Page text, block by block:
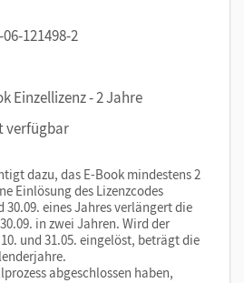
121498-2
Einzellizenz - 2 Jahre
verfügbar
dazu, das E-Book mindestens 2
Einlösung des Lizenzcodes
30.09. eines Jahres verlängert die
in zwei Jahren. Wird der
und 31.05. eingelöst, beträgt die
abgeschlossen haben,